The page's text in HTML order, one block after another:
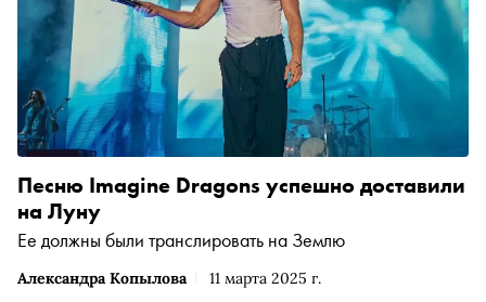
Александра Копылова 11 марта 2025 г.
Песню Imagine Dragons успешно доставили
на Луну
Ее должны были транслировать на Землю